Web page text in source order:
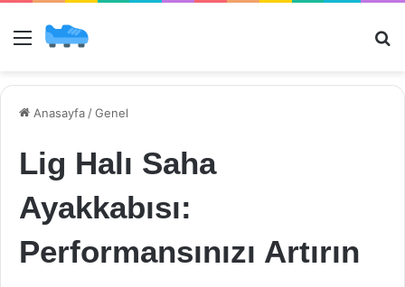
Menü
Anasayfa /Genel
Lig Halı Saha
Ayakkabısı:
Performansınızı Artırın